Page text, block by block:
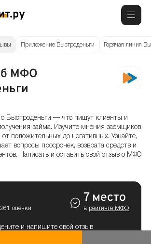
Приложение Быстроденьги Горячая линия
МФО
о Быстроденьги — что пишут клиенты и
займа. Изучите мнения заемщиков
положительных до негативных. Узнайте,
вопросы просрочек, возврата средств и
Написать и оставить свой отзыв о МФО
оценки
7 место
в рейтинге МФО
и напишите свой отзыв